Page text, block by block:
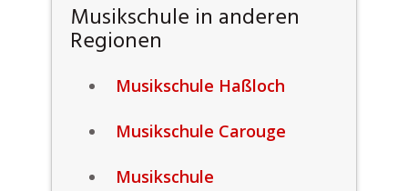
Musikschule in anderen
Regionen
Musikschule Haßloch
Musikschule Carouge
Musikschule